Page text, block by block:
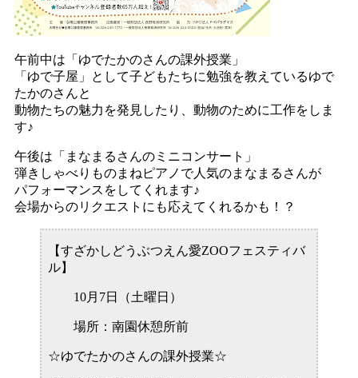
午前中は「ゆでたかのさんの課外授業」
「ゆで子屋」として子どもたちに勉強を教えているゆで
たかのさんと
動物たちの魅力を発見したり、動物のために工作をしま
す♪
午後は「まなまるさんのミニコンサート」
弾きしゃべりものまねピアノで人気のまなまるさんが
パフォーマンスをしてくれます♪
会場からのリクエストにも応えてくれるかも！？
【すざかしどうぶつえん愛ZOOフェスティバ
ル】
10月7日（土曜日）
場所：南園休憩所前
☆ゆでたかのさんの課外授業☆